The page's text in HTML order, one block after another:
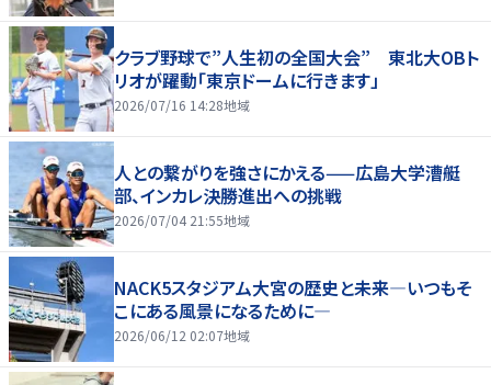
クラブ野球で”人生初の全国大会” 東北大OBト
リオが躍動「東京ドームに行きます」
2026/07/16 14:28地域
人との繋がりを強さにかえる——広島大学漕艇
部、インカレ決勝進出への挑戦
2026/07/04 21:55地域
NACK5スタジアム大宮の歴史と未来―いつもそ
こにある風景になるために―
2026/06/12 02:07地域